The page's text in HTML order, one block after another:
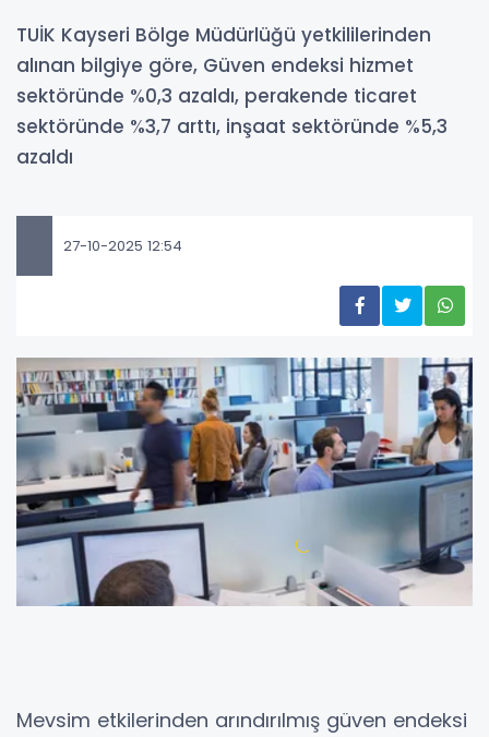
TUİK Kayseri Bölge Müdürlüğü yetkililerinden
alınan bilgiye göre, Güven endeksi hizmet
sektöründe %0,3 azaldı, perakende ticaret
sektöründe %3,7 arttı, inşaat sektöründe %5,3
azaldı
27-10-2025 12:54
Mevsim etkilerinden arındırılmış güven endeksi